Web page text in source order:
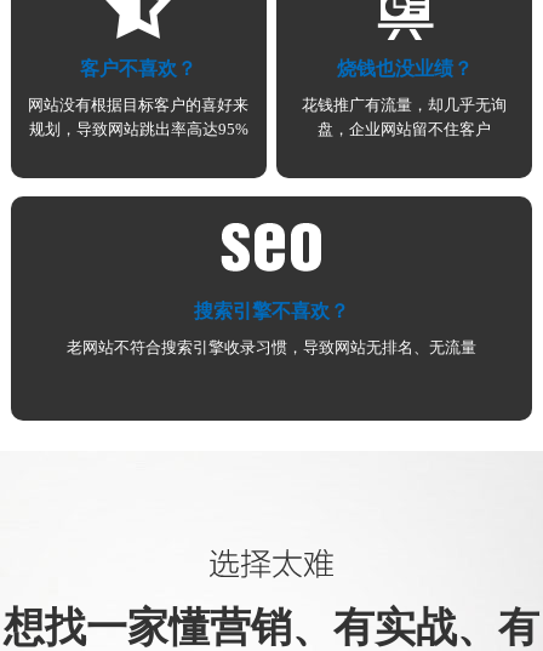
客户不喜欢？
网站没有根据目标客户的喜好来
规划，导致网站跳出率高达95%
烧钱也没业绩？
花钱推广有流量，却几乎无询
盘，企业网站留不住客户
搜索引擎不喜欢？
老网站不符合搜索引擎收录习惯，导致网站无排名、无流量
想找一家懂营销、有实战、有